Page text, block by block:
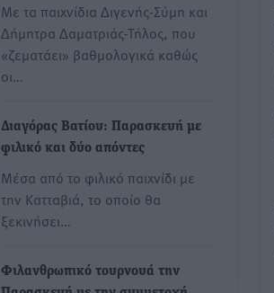
Με τα παιχνίδια Διγενής-Σύμη και
Δήμητρα Δαματριάς-Τήλος, που
«ζεματάει» βαθμολογικά καθώς
οι…
Διαγόρας Βατίου: Παρασκευή με
φιλικό και δύο απόντες
Μέσα από το φιλικό παιχνίδι με
την Κατταβιά, το οποίο θα
ξεκινήσει…
Φιλανθρωπικό τουρνουά την